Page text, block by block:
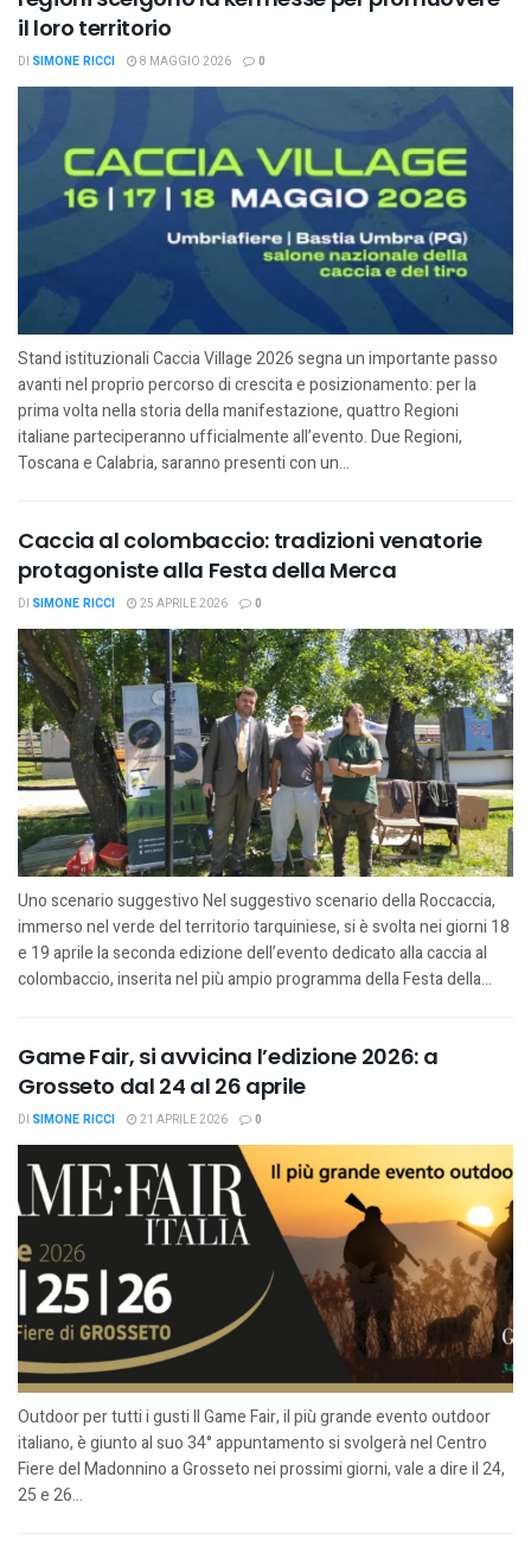
il loro territorio
DI SIMONE RICCI 8 MAGGIO 2026 0
Stand istituzionali Caccia Village 2026 segna un importante passo
avanti nel proprio percorso di crescita e posizionamento: per la
prima volta nella storia della manifestazione, quattro Regioni
italiane parteciperanno ufficialmente all’evento. Due Regioni,
Toscana e Calabria, saranno presenti con un...
Caccia al colombaccio: tradizioni venatorie
protagoniste alla Festa della Merca
DI SIMONE RICCI 25 APRILE 2026 0
Uno scenario suggestivo Nel suggestivo scenario della Roccaccia,
immerso nel verde del territorio tarquiniese, si è svolta nei giorni 18
e 19 aprile la seconda edizione dell’evento dedicato alla caccia al
colombaccio, inserita nel più ampio programma della Festa della...
Game Fair, si avvicina l’edizione 2026: a
Grosseto dal 24 al 26 aprile
DI SIMONE RICCI 21 APRILE 2026 0
Outdoor per tutti i gusti Il Game Fair, il più grande evento outdoor
italiano, è giunto al suo 34° appuntamento si svolgerà nel Centro
Fiere del Madonnino a Grosseto nei prossimi giorni, vale a dire il 24,
25 e 26...